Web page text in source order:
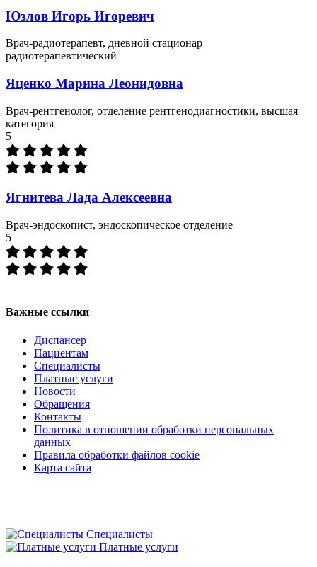
Юзлов Игорь Игоревич
Врач-радиотерапевт, дневной стационар
радиотерапевтический
Яценко Марина Леонидовна
Врач-рентгенолог, отделение рентгенодиагностики, высшая
категория
5
Ягнитева Лада Алексеевна
Врач-эндоскопист, эндоскопическое отделение
5
Важные ссылки
Диспансер
Пациентам
Специалисты
Платные услуги
Новости
Обращения
Контакты
Политика в отношении обработки персональных
данных
Правила обработки файлов cookie
Карта сайта
Специалисты
Платные услуги